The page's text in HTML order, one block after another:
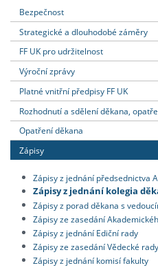
Bezpečnost
Strategické a dlouhodobé záměry
FF UK pro udržitelnost
Výroční zprávy
Platné vnitřní předpisy FF UK
Rozhodnutí a sdělení děkana,
Opatření děkana
Zápisy
Zápisy z jednání předsednictva
Zápisy z jednání kolegia
Zápisy z porad děkana s
Zápisy ze zasedání
Zápisy z jednání Ediční rady
Zápisy ze zasedání Vědecké rady
Zápisy z jednání komisí fakulty